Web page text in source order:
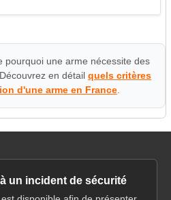
pourquoi une arme nécessite des
en détailquels critères
d'une arme en France
un incident de sécurité